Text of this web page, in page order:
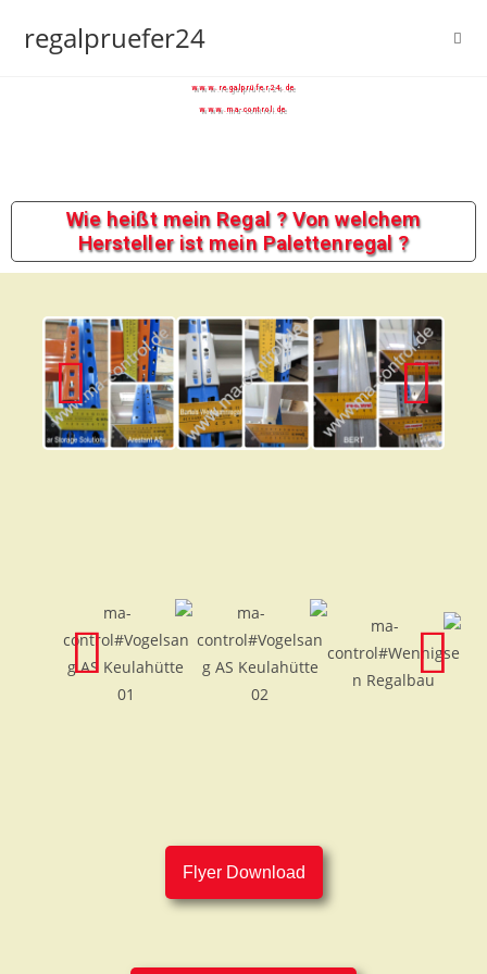
regalpruefer24
www.regalprüfer24.de
www.ma-control.de
Wie heißt mein Regal ? Von welchem
Hersteller ist mein Palettenregal ?
Flyer Download